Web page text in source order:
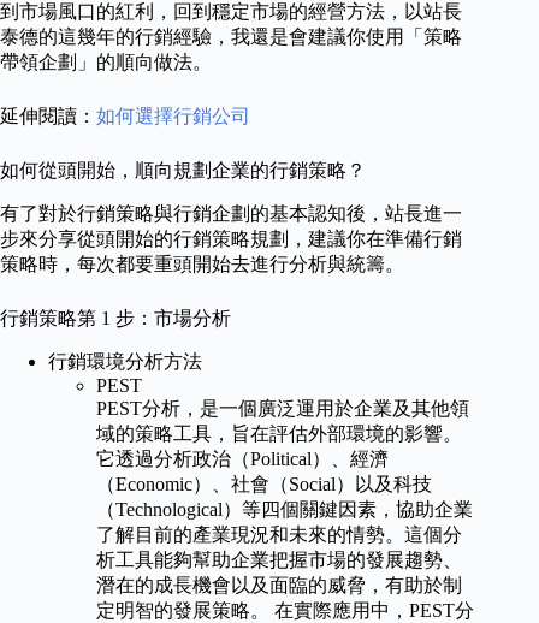
到市場風口的紅利，回到穩定市場的經營方法，以站長
泰德的這幾年的行銷經驗，我還是會建議你使用「策略
帶領企劃」的順向做法。
延伸閱讀： 如何選擇行銷公司
如何從頭開始，順向規劃企業的行銷策略？
有了對於行銷策略與行銷企劃的基本認知後，站長進一
步來分享從頭開始的行銷策略規劃，建議你在準備行銷
策略時，每次都要重頭開始去進行分析與統籌。
行銷策略第 1 步：市場分析
行銷環境分析方法
PEST
PEST分析，是一個廣泛運用於企業及其他領
域的策略工具，旨在評估外部環境的影響。
它透過分析政治（Political）、經濟
（Economic）、社會（Social）以及科技
（Technological）等四個關鍵因素，協助企業
了解目前的產業現況和未來的情勢。這個分
析工具能夠幫助企業把握市場的發展趨勢、
潛在的成長機會以及面臨的威脅，有助於制
定明智的發展策略。 在實際應用中，PEST分